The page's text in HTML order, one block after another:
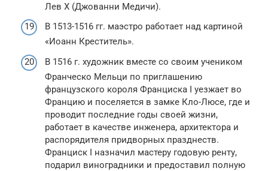
Лев X (Джованни Медичи).
В 1513-1516 гг. маэстро работает над картиной
«Иоанн Креститель».
В 1516 г. художник вместе со своим учеником
Франческо Мельци по приглашению
французского короля Франциска I уезжает во
Францию и поселяется в замке Кло-Люсе, где и
проводит последние годы своей жизни,
работает в качестве инженера, архитектора и
распорядителя придворных празднеств.
Франциск I назначил мастеру годовую ренту,
подарил виноградники и предоставил полную